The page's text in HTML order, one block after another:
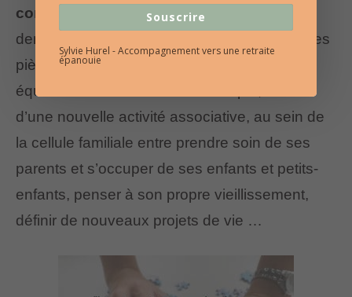
comme un puzzle à construire »
demande de la patience de trouver les bonnes
pièces, c’est à dire de trouver un nouvel
équilibre au sein de la vie de couple, au sein
d’une nouvelle activité associative, au sein de
la cellule familiale entre prendre soin de ses
parents et s’occuper de ses enfants et petits-
enfants, penser à son propre vieillissement,
définir de nouveaux projets de vie …
Souscrire
Sylvie Hurel - Accompagnement vers une retraite
épanouie